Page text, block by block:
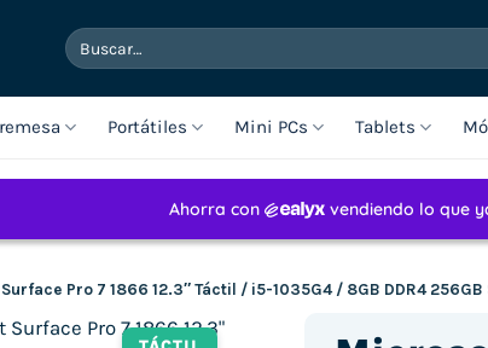
Buscar
por:
Portátiles Mini PCs Tablets
Pro 7 1866 12.3″ Táctil / i5-1035G4 / 8GB DDR4 256GB